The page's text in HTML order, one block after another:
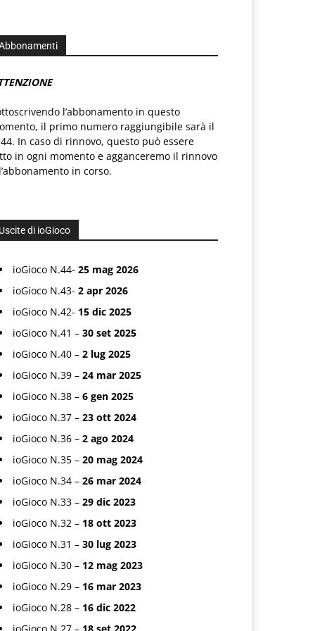
l’abbonamento in questo
il primo numero raggiungibile sarà il
In caso di rinnovo, questo può essere
in ogni momento e agganceremo il rinnovo
in corso.
Uscite di ioGioco
ioGioco N.44- 25 mag 2026
ioGioco N.43- 2 apr 2026
ioGioco N.42- 15 dic 2025
ioGioco N.41 – 30 set 2025
ioGioco N.40 – 2 lug 2025
ioGioco N.39 – 24 mar 2025
ioGioco N.38 – 6 gen 2025
ioGioco N.37 – 23 ott 2024
ioGioco N.36 – 2 ago 2024
ioGioco N.35 – 20 mag 2024
ioGioco N.34 – 26 mar 2024
ioGioco N.33 – 29 dic 2023
ioGioco N.32 – 18 ott 2023
ioGioco N.31 – 30 lug 2023
ioGioco N.30 – 12 mag 2023
ioGioco N.29 – 16 mar 2023
ioGioco N.28 – 16 dic 2022